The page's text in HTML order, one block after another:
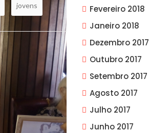
jovens
Fevereiro 2018
Janeiro 2018
Dezembro 2017
Outubro 2017
Setembro 2017
Agosto 2017
Julho 2017
Junho 2017